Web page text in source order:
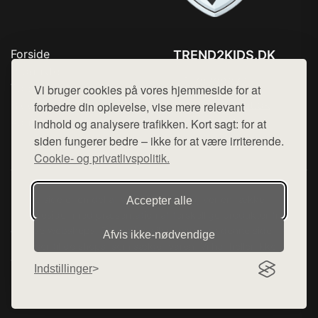
Vi bruger cookies på vores hjemmeside for at
forbedre din oplevelse, vise mere relevant
indhold og analysere trafikken. Kort sagt: for at
siden fungerer bedre – ikke for at være irriterende.
Cookie- og privatlivspolitik.
Accepter alle
Afvis ikke‑nødvendige
Indstillinger
Forside
Top Rabatter
Blog
Kontakt
TREND2KIDS.DK
Mail: hej@want.dk
Cookie- og privatlivspolitik
Denne side er en del af want.dk, der udgiver en række
hjemmesider med præsentation af forskellige produkter fra
diverse webshops. Der sælges ikke varer fra denne side - vi
henviser til de shops, som sælger varen. Vi har heller ikke
varerne på lager.